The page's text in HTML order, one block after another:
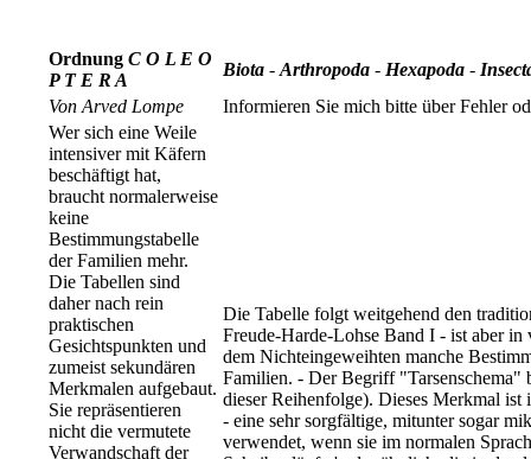
Ordnung C O L E O
P T E R A
Biota - Arthropoda - Hexapoda -
Von Arved Lompe
Informieren Sie mich bitte über Fehler
Wer sich eine Weile
intensiver mit Käfern
beschäftigt hat,
braucht normalerweise
keine
Bestimmungstabelle
der Familien mehr.
Die Tabellen sind
daher nach rein
praktischen
Gesichtspunkten und
zumeist sekundären
Merkmalen aufgebaut.
Sie repräsentieren
nicht die vermutete
Verwandschaft der
Die Tabelle folgt weitgehend den
Freude-Harde-Lohse Band I - ist aber
dem Nichteingeweihten manche
Familien. - Der Begriff "Tarsenschema"
dieser Reihenfolge). Dieses Merkmal ist
- eine sehr sorgfältige, mitunter sogar
verwendet, wenn sie im normalen